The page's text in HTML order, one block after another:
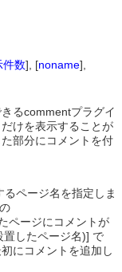
件数], [noname],
るcommentプラグイ
けを表示することが
部分にコメントを付
ページ名を指定しま
ページにコメントが
したページ名)] で
にコメントを追加し